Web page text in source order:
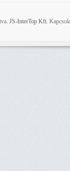
JS-InterTop Kft.